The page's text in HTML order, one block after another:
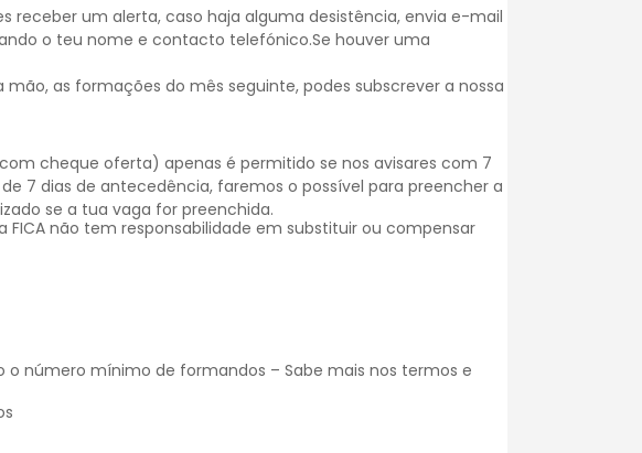
receber um alerta, caso haja alguma desistência, envia e-mail
o teu nome e contacto telefónico.Se houver uma
as formações do mês seguinte, podes subscrever a nossa
cheque oferta) apenas é permitido se nos avisares com 7
7 dias de antecedência, faremos o possível para preencher a
se a tua vaga for preenchida.
não tem responsabilidade em substituir ou compensar
número mínimo de formandos – Sabe mais nos termos e